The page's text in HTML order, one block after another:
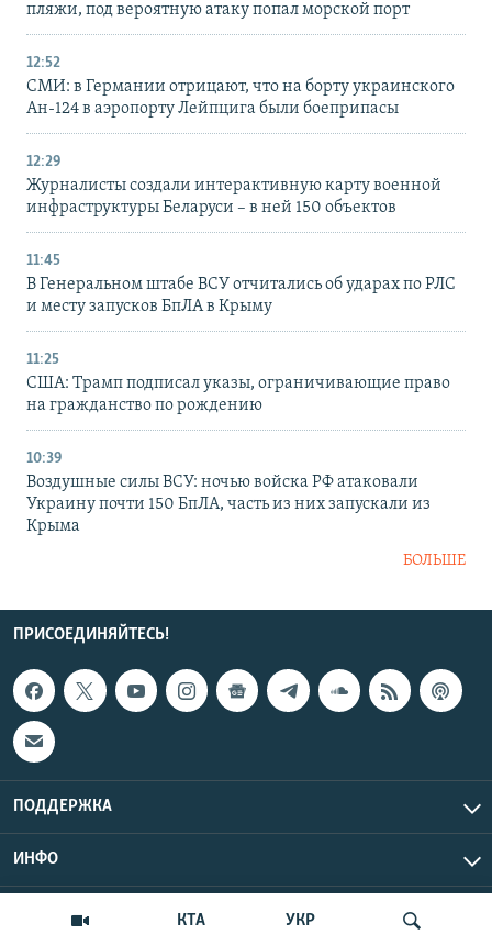
КТА УКР
пляжи, под вероятную атаку попал морской порт
12:52
СМИ: в Германии отрицают, что на борту украинского
Ан-124 в аэропорту Лейпцига были боеприпасы
12:29
Журналисты создали интерактивную карту военной
инфраструктуры Беларуси – в ней 150 объектов
11:45
В Генеральном штабе ВСУ отчитались об ударах по РЛС
и месту запусков БпЛА в Крыму
11:25
США: Трамп подписал указы, ограничивающие право
на гражданство по рождению
10:39
Воздушные силы ВСУ: ночью войска РФ атаковали
Украину почти 150 БпЛА, часть из них запускали из
Крыма
БОЛЬШЕ
ПРИСОЕДИНЯЙТЕСЬ!
ПОДДЕРЖКА
ИНФО
Copyright Крым.Реалии, 2026 | Все права защищены.
UTC+3